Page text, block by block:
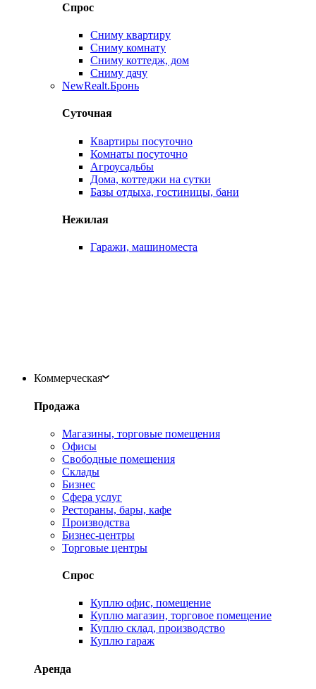
Спрос
Сниму квартиру
Сниму комнату
Сниму коттедж, дом
Сниму дачу
NewRealt.Бронь
Суточная
Квартиры посуточно
Комнаты посуточно
Агроусадьбы
Дома, коттеджи на сутки
Базы отдыха, гостиницы, бани
Нежилая
Гаражи, машиноместа
Коммерческая
Продажа
Магазины, торговые помещения
Офисы
Свободные помещения
Склады
Бизнес
Сфера услуг
Рестораны, бары, кафе
Производства
Бизнес-центры
Торговые центры
Спрос
Куплю офис, помещение
Куплю магазин, торговое помещение
Куплю склад, производство
Куплю гараж
Аренда